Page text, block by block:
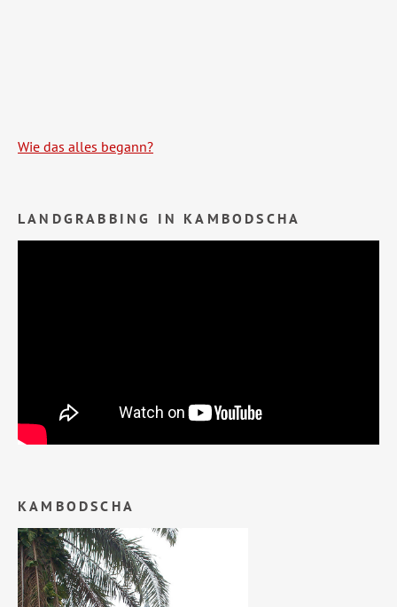
Wie das alles begann?
LANDGRABBING IN KAMBODSCHA
KAMBODSCHA